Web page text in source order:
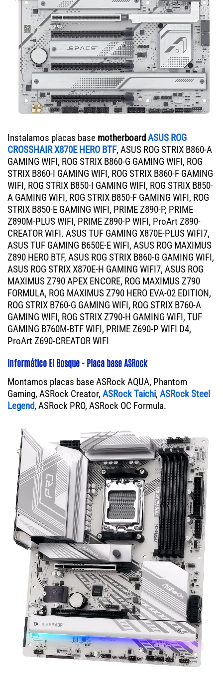
Instalamos placas base motherboardASUS ROG
CROSSHAIR X870E HERO BTF, ASUS ROG STRIX B860-A
GAMING WIFI, ROG STRIX B860-G GAMING WIFI, ROG
STRIX B860-I GAMING WIFI, ROG STRIX B860-F GAMING
WIFI, ROG STRIX B850-I GAMING WIFI, ROG STRIX B850-
A GAMING WIFI, ROG STRIX B850-F GAMING WIFI, ROG
STRIX B850-E GAMING WIFI, PRIME Z890-P, PRIME
Z890M-PLUS WIFI, PRIME Z890-P WIFI, ProArt Z890-
CREATOR WIFI. ASUS TUF GAMING X870E-PLUS WIFI7,
ASUS TUF GAMING B650E-E WIFI, ASUS ROG MAXIMUS
Z890 HERO BTF, ASUS ROG STRIX B860-G GAMING WIFI,
ASUS ROG STRIX X870E-H GAMING WIFI7, ASUS ROG
MAXIMUS Z790 APEX ENCORE, ROG MAXIMUS Z790
FORMULA, ROG MAXIMUS Z790 HERO EVA-02 EDITION,
ROG STRIX B760-G GAMING WIFI, ROG STRIX B760-A
GAMING WIFI, ROG STRIX Z790-H GAMING WIFI, TUF
GAMING B760M-BTF WIFI, PRIME Z690-P WIFI D4,
ProArt Z690-CREATOR WIFI
Informático El Bosque - Placa base ASRock
Montamos placas base ASRock AQUA, Phantom
Gaming, ASRock Creator, ASRock Taichi, ASRock Steel
Legend, ASRock PRO, ASRock OC Formula.